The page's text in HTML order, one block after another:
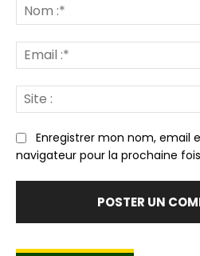
Enregistrer mon nom, email
navigateur pour la prochaine